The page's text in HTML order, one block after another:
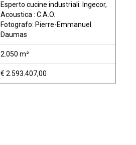
Esperto cucine industriali: Ingecor,
Acoustica : C.A.O.
Fotografo: Pierre-Emmanuel
Daumas
2.050 m²
€ 2.593.407,00